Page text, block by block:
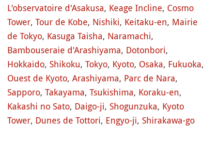
L'observatoire d'Asakusa, Keage Incline, Cosmo
Tower, Tour de Kobe, Nishiki, Keitaku-en, Mairie
de Tokyo, Kasuga Taisha, Naramachi,
Bambouseraie d'Arashiyama, Dotonbori,
Hokkaido, Shikoku, Tokyo, Kyoto, Osaka, Fukuoka,
Ouest de Kyoto, Arashiyama, Parc de Nara,
Sapporo, Takayama, Tsukishima, Koraku-en,
Kakashi no Sato, Daigo-ji, Shogunzuka, Kyoto
Tower, Dunes de Tottori, Engyo-ji, Shirakawa-go